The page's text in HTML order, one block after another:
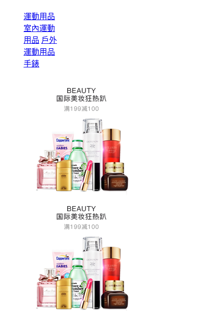
運動用品
室內運動
用品 戶外
運動用品
手錶